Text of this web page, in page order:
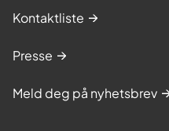
Kontaktliste
Presse
Meld deg på nyhetsbrev